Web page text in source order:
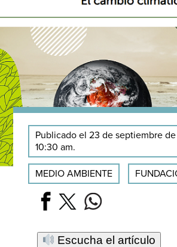
Publicado el 23 de septiembre
10:30 am.
MEDIO AMBIENTE
Escucha el artículo